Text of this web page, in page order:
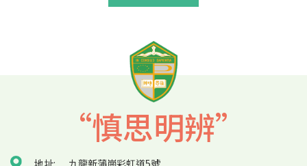
“慎思明辨”